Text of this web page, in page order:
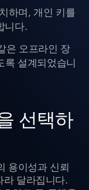
하며, 개인 키를
니다.
은 오프라인 장
록 설계되었습니
선택하
용이성과 신뢰
달라집니다.